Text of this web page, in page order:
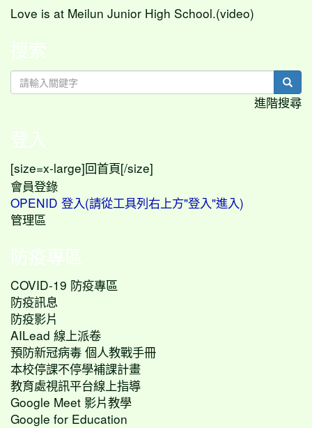
Love is at Meilun Junior High School.(video)
搜索
進階搜尋
登入
[size=x-large] 回首頁[/size]
會員登錄
OPENID 登入(請從工具列右上方"登入"進入)
管理區
防疫專區
COVID-19 防疫專區
防疫訊息
防疫影片
AILead 線上派卷
預防新冠病毒 個人教戰手冊
本校停課不停學補課計畫
教育處視訊平台線上指導
Google Meet 影片教學
Google for Education